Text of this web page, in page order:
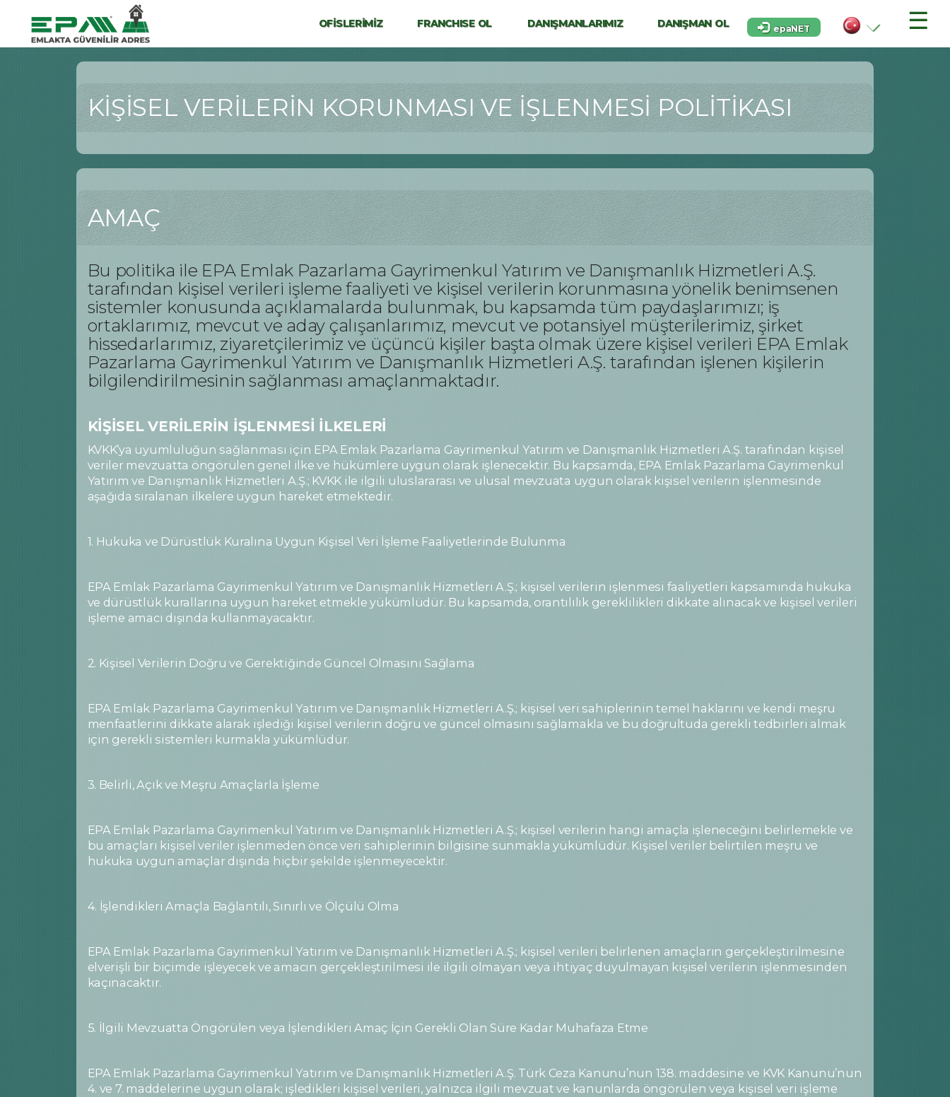
☰
OFİSLERİMİZ FRANCHISE OL DANIŞMANLARIMIZ DANIŞMAN OL epaNET
KİŞİSEL VERİLERİN KORUNMASI VE İŞLENMESİ POLİTİKASI
AMAÇ
Bu politika ile EPA Emlak Pazarlama Gayrimenkul Yatırım ve Danışmanlık Hizmetleri A.Ş.
tarafından kişisel verileri işleme faaliyeti ve kişisel verilerin korunmasına yönelik benimsenen
sistemler konusunda açıklamalarda bulunmak, bu kapsamda tüm paydaşlarımızı; iş
ortaklarımız, mevcut ve aday çalışanlarımız, mevcut ve potansiyel müşterilerimiz, şirket
hissedarlarımız, ziyaretçilerimiz ve üçüncü kişiler başta olmak üzere kişisel verileri EPA Emlak
Pazarlama Gayrimenkul Yatırım ve Danışmanlık Hizmetleri A.Ş. tarafından işlenen kişilerin
bilgilendirilmesinin sağlanması amaçlanmaktadır.
KİŞİSEL VERİLERİN İŞLENMESİ İLKELERİ
KVKK’ya uyumluluğun sağlanması için EPA Emlak Pazarlama Gayrimenkul Yatırım ve Danışmanlık Hizmetleri A.Ş. tarafından kişisel
veriler mevzuatta öngörülen genel ilke ve hükümlere uygun olarak işlenecektir. Bu kapsamda, EPA Emlak Pazarlama Gayrimenkul
Yatırım ve Danışmanlık Hizmetleri A.Ş.; KVKK ile ilgili uluslararası ve ulusal mevzuata uygun olarak kişisel verilerin işlenmesinde
aşağıda sıralanan ilkelere uygun hareket etmektedir.
1. Hukuka ve Dürüstlük Kuralına Uygun Kişisel Veri İşleme Faaliyetlerinde Bulunma
EPA Emlak Pazarlama Gayrimenkul Yatırım ve Danışmanlık Hizmetleri A.Ş.; kişisel verilerin işlenmesi faaliyetleri kapsamında hukuka
ve dürüstlük kurallarına uygun hareket etmekle yükümlüdür. Bu kapsamda, orantılılık gereklilikleri dikkate alınacak ve kişisel verileri
işleme amacı dışında kullanmayacaktır.
2. Kişisel Verilerin Doğru ve Gerektiğinde Güncel Olmasını Sağlama
EPA Emlak Pazarlama Gayrimenkul Yatırım ve Danışmanlık Hizmetleri A.Ş.; kişisel veri sahiplerinin temel haklarını ve kendi meşru
menfaatlerini dikkate alarak işlediği kişisel verilerin doğru ve güncel olmasını sağlamakla ve bu doğrultuda gerekli tedbirleri almak
için gerekli sistemleri kurmakla yükümlüdür.
3. Belirli, Açık ve Meşru Amaçlarla İşleme
EPA Emlak Pazarlama Gayrimenkul Yatırım ve Danışmanlık Hizmetleri A.Ş.; kişisel verilerin hangi amaçla işleneceğini belirlemekle ve
bu amaçları kişisel veriler işlenmeden önce veri sahiplerinin bilgisine sunmakla yükümlüdür. Kişisel veriler belirtilen meşru ve
hukuka uygun amaçlar dışında hiçbir şekilde işlenmeyecektir.
4. İşlendikleri Amaçla Bağlantılı, Sınırlı ve Ölçülü Olma
EPA Emlak Pazarlama Gayrimenkul Yatırım ve Danışmanlık Hizmetleri A.Ş.; kişisel verileri belirlenen amaçların gerçekleştirilmesine
elverişli bir biçimde işleyecek ve amacın gerçekleştirilmesi ile ilgili olmayan veya ihtiyaç duyulmayan kişisel verilerin işlenmesinden
kaçınacaktır.
5. İlgili Mevzuatta Öngörülen veya İşlendikleri Amaç İçin Gerekli Olan Süre Kadar Muhafaza Etme
EPA Emlak Pazarlama Gayrimenkul Yatırım ve Danışmanlık Hizmetleri A.Ş. Türk Ceza Kanunu’nun 138. maddesine ve KVK Kanunu’nun
4. ve 7. maddelerine uygun olarak; işledikleri kişisel verileri, yalnızca ilgili mevzuat ve kanunlarda öngörülen veya kişisel veri işleme